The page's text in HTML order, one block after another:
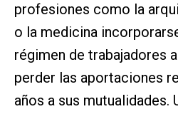
profesiones como la
o la medicina
régimen de trabajadores
perder las aportaciones
años a sus mutualidades.